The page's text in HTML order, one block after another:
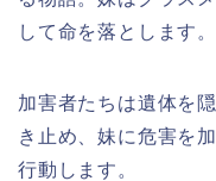
して命を落とします。
加害者たちは遺体を
き止め、妹に危害を
行動します。